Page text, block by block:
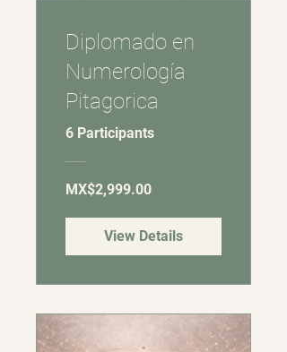
Diplomado en
Numerología
Pitagorica
6 Participants
MX$2,999.00
View Details